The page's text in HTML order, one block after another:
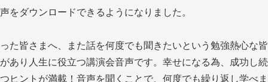
をダウンロードできるようになりました。
た皆さまへ、また話を何度でも聞きたいという勉強熱心な
あり人生に役立つ講演会音声です。幸せになる為、成功し
ヒントが満載！音声を聞くことで、何度でも繰り返し学べ